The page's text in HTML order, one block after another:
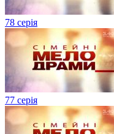
78 серія
77 серія